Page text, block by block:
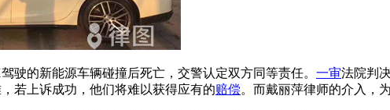
驶的新能源车辆碰撞后死亡，交警认定双方同等责任。 一审法院判
若上诉成功，他们将难以获得应有的赔偿。而戴丽萍律师的介入，